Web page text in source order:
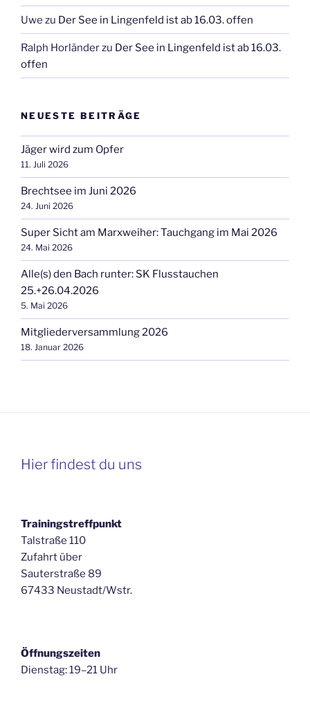
Uwe zu Der See in Lingenfeld ist ab 16.03. offen
Ralph Horländerzu Der See in Lingenfeld ist ab 16.03.
offen
NEUESTE BEITRÄGE
Jäger wird zum Opfer
11. Juli 2026
Brechtsee im Juni 2026
24. Juni 2026
Super Sicht am Marxweiher: Tauchgang im Mai 2026
24. Mai 2026
Alle(s) den Bach runter: SK Flusstauchen
25.+26.04.2026
5. Mai 2026
Mitgliederversammlung 2026
18. Januar 2026
Hier findest du uns
Trainingstreffpunkt
Talstraße 110
Zufahrt über
Sauterstraße 89
67433 Neustadt/Wstr.
Öffnungszeiten
Dienstag: 19–21 Uhr